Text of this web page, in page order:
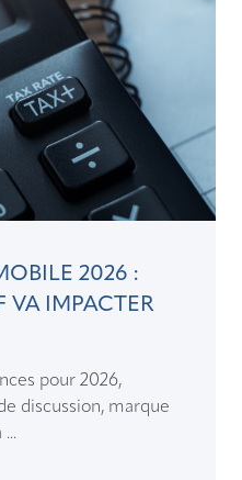
2026 :
VA IMPACTER
pour 2026,
discussion, marque